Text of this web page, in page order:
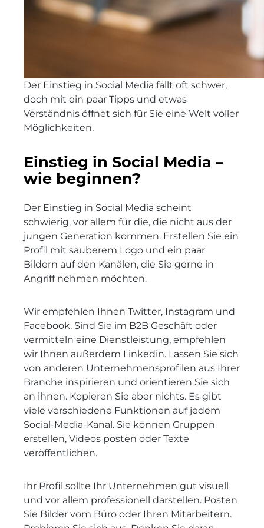
Der Einstieg in Social Media fällt oft schwer,
doch mit ein paar Tipps und etwas
Verständnis öffnet sich für Sie eine Welt voller
Möglichkeiten.
Einstieg in Social Media –
wie beginnen?
Der Einstieg in Social Media scheint
schwierig, vor allem für die, die nicht aus der
jungen Generation kommen. Erstellen Sie ein
Profil mit sauberem Logo und ein paar
Bildern auf den Kanälen, die Sie gerne in
Angriff nehmen möchten.
Wir empfehlen Ihnen Twitter, Instagram und
Facebook. Sind Sie im B2B Geschäft oder
vermitteln eine Dienstleistung, empfehlen
wir Ihnen außerdem Linkedin. Lassen Sie sich
von anderen Unternehmensprofilen aus Ihrer
Branche inspirieren und orientieren Sie sich
an ihnen. Kopieren Sie aber nichts. Es gibt
viele verschiedene Funktionen auf jedem
Social-Media-Kanal. Sie können Gruppen
erstellen, Videos posten oder Texte
veröffentlichen.
Ihr Profil sollte Ihr Unternehmen gut visuell
und vor allem professionell darstellen. Posten
Sie Bilder vom Büro oder Ihren Mitarbeitern.